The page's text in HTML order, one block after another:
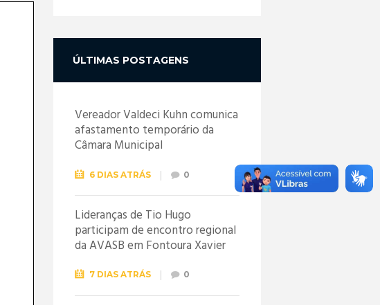
ÚLTIMAS POSTAGENS
Vereador Valdeci Kuhn comunica
afastamento temporário da
Câmara Municipal
6 DIAS ATRÁS 0
Lideranças de Tio Hugo
participam de encontro regional
da AVASB em Fontoura Xavier
7 DIAS ATRÁS 0